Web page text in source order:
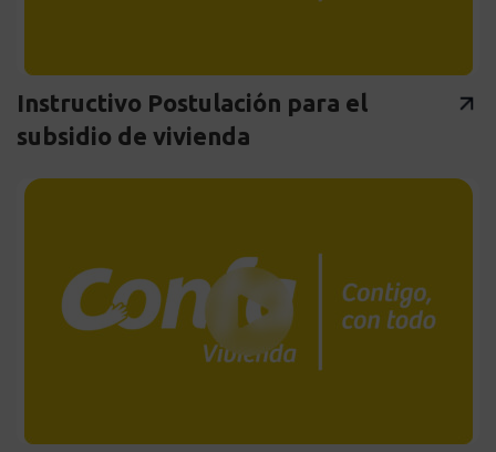
Instructivo Postulación para el
subsidio de vivienda